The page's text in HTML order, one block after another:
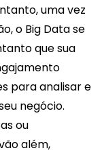
uma vez
o Big Data se
que sua
para analisar e
negócio.
ou
além,